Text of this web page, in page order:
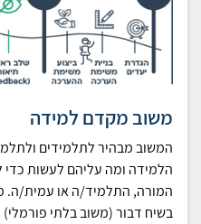
משוב מקדם למידה
המשוב מבהיר לתלמידים
הלמידה ומה עליהם לעשות כדי
המורה, התלמיד/ה או עמית/ה.
בשיח דבור (משוב בלתי פורמלי)